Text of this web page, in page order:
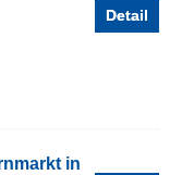
Detail
in